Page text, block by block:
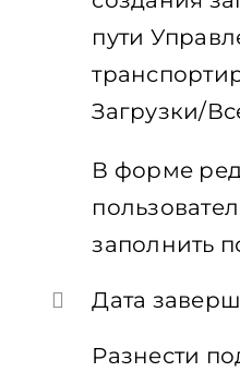
пути
Загрузки/
В форме
заполнить
Дата
Разнести